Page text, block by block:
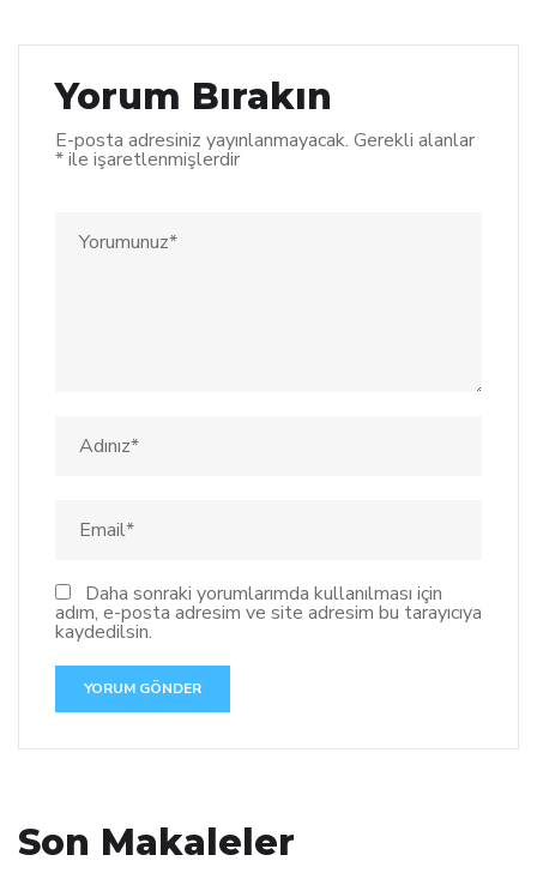
Yorum Bırakın
E-posta adresiniz yayınlanmayacak. Gerekli alanlar
*ile işaretlenmişlerdir
Daha sonraki yorumlarımda kullanılması için
adım, e-posta adresim ve site adresim bu tarayıcıya
kaydedilsin.
Son Makaleler